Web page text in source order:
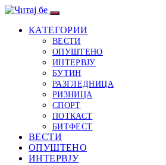
КАТЕГОРИИ
ВЕСТИ
ОПУШТЕНО
ИНТЕРВЈУ
БУТИН
РАЗГЛЕДНИЦА
РИЗНИЦА
СПОРТ
ПОТКАСТ
БИТФЕСТ
ВЕСТИ
ОПУШТЕНО
ИНТЕРВЈУ